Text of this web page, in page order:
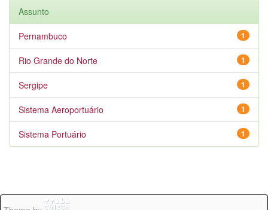
Assunto
1
Pernambuco
1
Rio Grande do Norte
1
Sergipe
1
Sistema Aeroportuário
1
Sistema Portuário